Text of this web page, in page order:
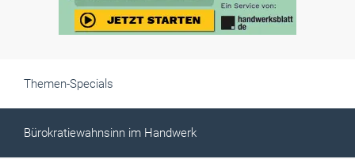
Themen-Specials
Bürokratiewahnsinn im Handwerk